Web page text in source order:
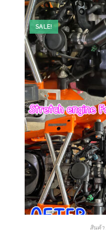
SALE!
สินค้า